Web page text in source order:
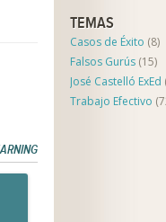
TEMAS
Casos de Éxito (8)
Falsos Gurús (15)
José Castelló ExEd
Trabajo Efectivo